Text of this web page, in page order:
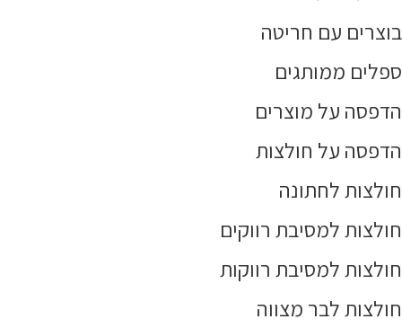
בוצרים עם חריטה
ספלים ממותגים
הדפסה על מוצרים
הדפסה על חולצות
חולצות לחתונה
חולצות למסיבת רווקים
חולצות למסיבת רווקות
חולצות לבר מצווה